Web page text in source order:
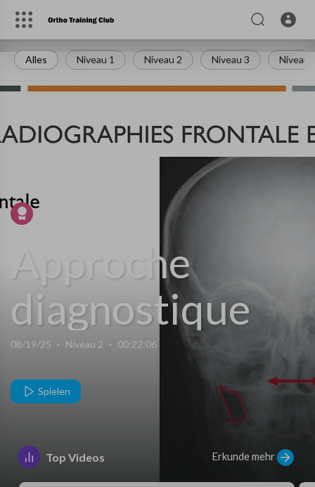
Alles Niveau 1 Niveau 2 Niveau 3 Niveau
Approche
diagnostique
Examens
08/19/25 · Niveau 2 · 00:22:06
Spielen
Top Videos Erkunde mehr